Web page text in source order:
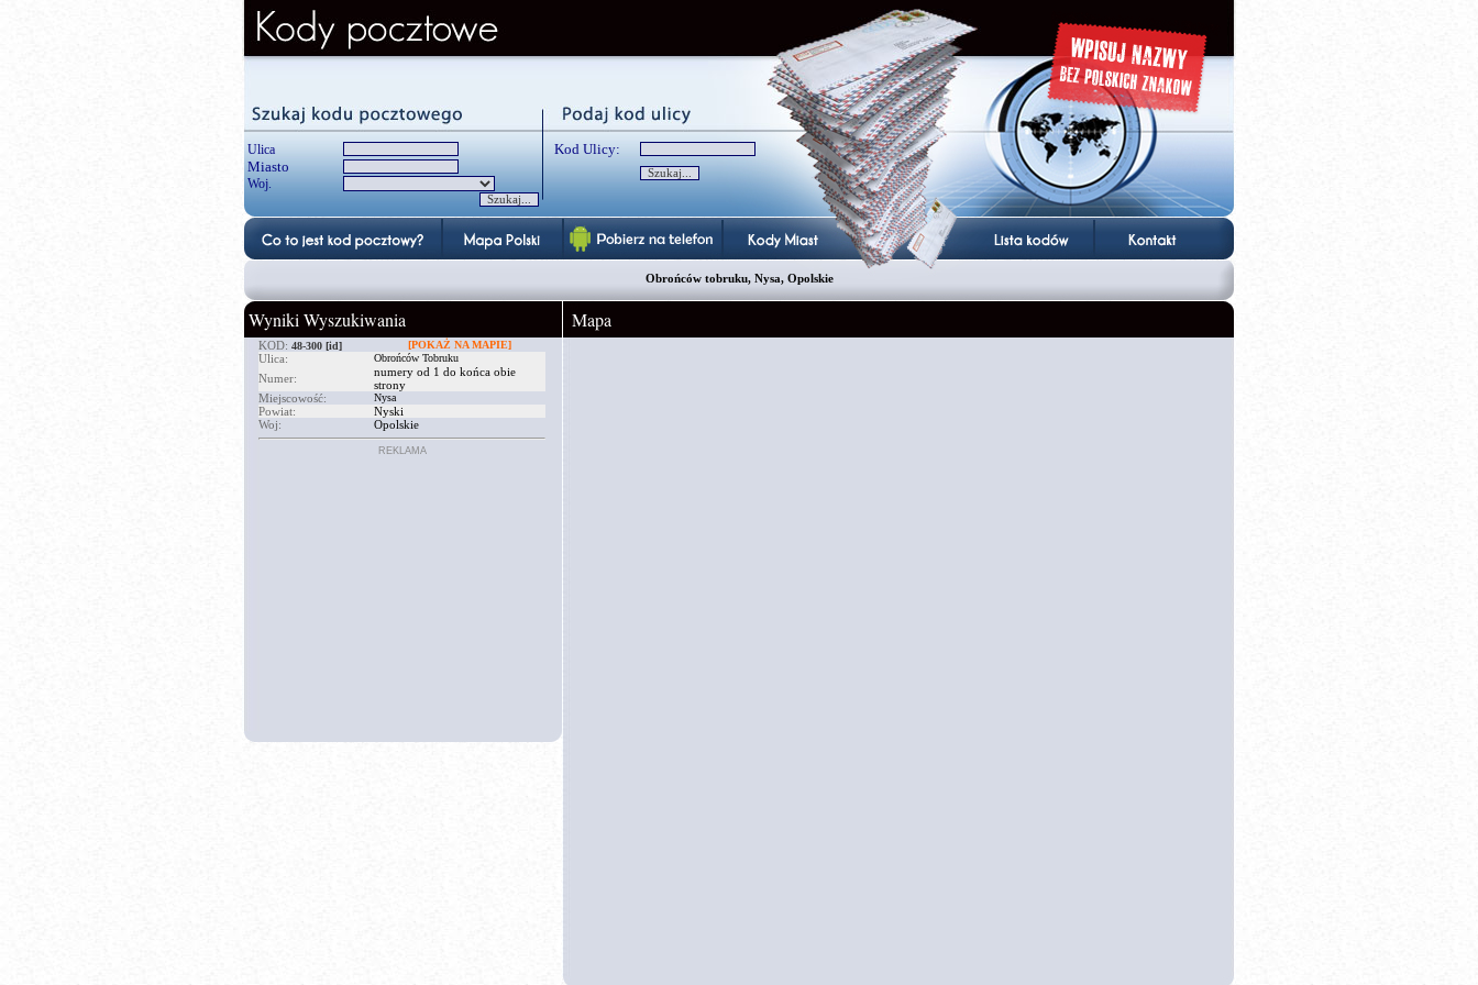
Ulica
Miasto
Woj.
Kod Ulicy:
Obrońców tobruku, Nysa, Opolskie
Wyniki Wyszukiwania
KOD: 48-300 [id] [POKAŻ NA MAPIE]
Ulica: Obrońców Tobruku
Numer:
numery od 1 do końca obie
strony
Miejscowość:
Nysa
Powiat:
Nyski
Woj:
Opolskie
REKLAMA
Mapa